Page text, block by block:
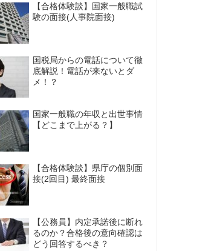
【合格体験談】国家一般職試
験の面接(人事院面接)
国税局からの電話について徹
底解説！電話が来ないとダ
メ！？
国家一般職の年収と出世事情
【どこまで上がる？】
【合格体験談】県庁の個別面
接(2回目) 最終面接
【公務員】内定承諾後に断れ
るのか？合格後の意向確認は
どう回答するべき？